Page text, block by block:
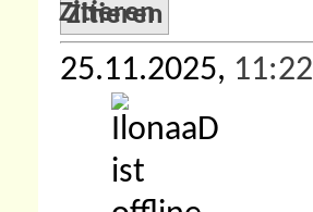
Zitieren
25.11.2025, 11:22